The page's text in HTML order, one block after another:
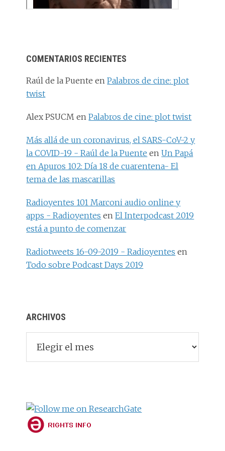
COMENTARIOS RECIENTES
Raúl de la Puente enPalabros de cine: plot
twist
Alex PSUCM enPalabros de cine: plot twist
Más allá de un coronavirus, el SARS-CoV-2 y
la COVID-19 - Raúl de la Puente enUn Papá
en Apuros 102: Día 18 de cuarentena- El
tema de las mascarillas
Radioyentes 101 Marconi audio online y
apps - Radioyentes enEl Interpodcast 2019
está a punto de comenzar
Radiotweets 16-09-2019 - Radioyentes en
Todo sobre Podcast Days 2019
ARCHIVOS